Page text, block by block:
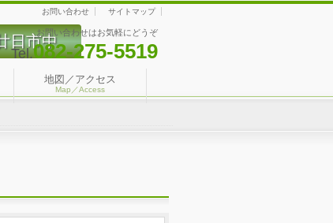
日市中お問い合わせはお気軽にどうぞ
Tel.082-275-5519
お問い合わせ サイトマップ
地図／アクセス
Map／Access